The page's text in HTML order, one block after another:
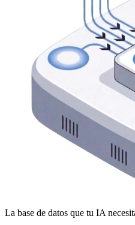
La base de datos que tu IA